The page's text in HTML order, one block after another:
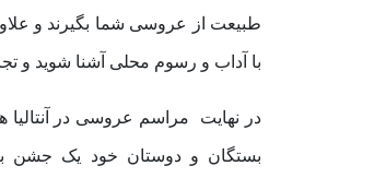
طبیعت از عروسی شما بگیرند و
با آداب و رسوم محلی آشنا شوید و
در نهایت مراسم عروسی در آنتالیا
بستگان و دوستان خود یک جشن